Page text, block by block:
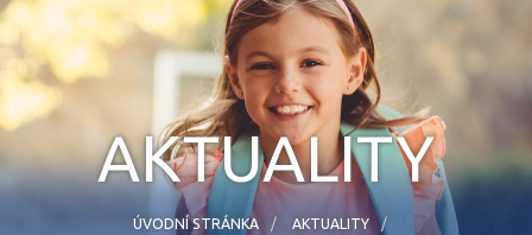
AKTUALITY
ÚVODNÍ STRÁNKA
AKTUALITY